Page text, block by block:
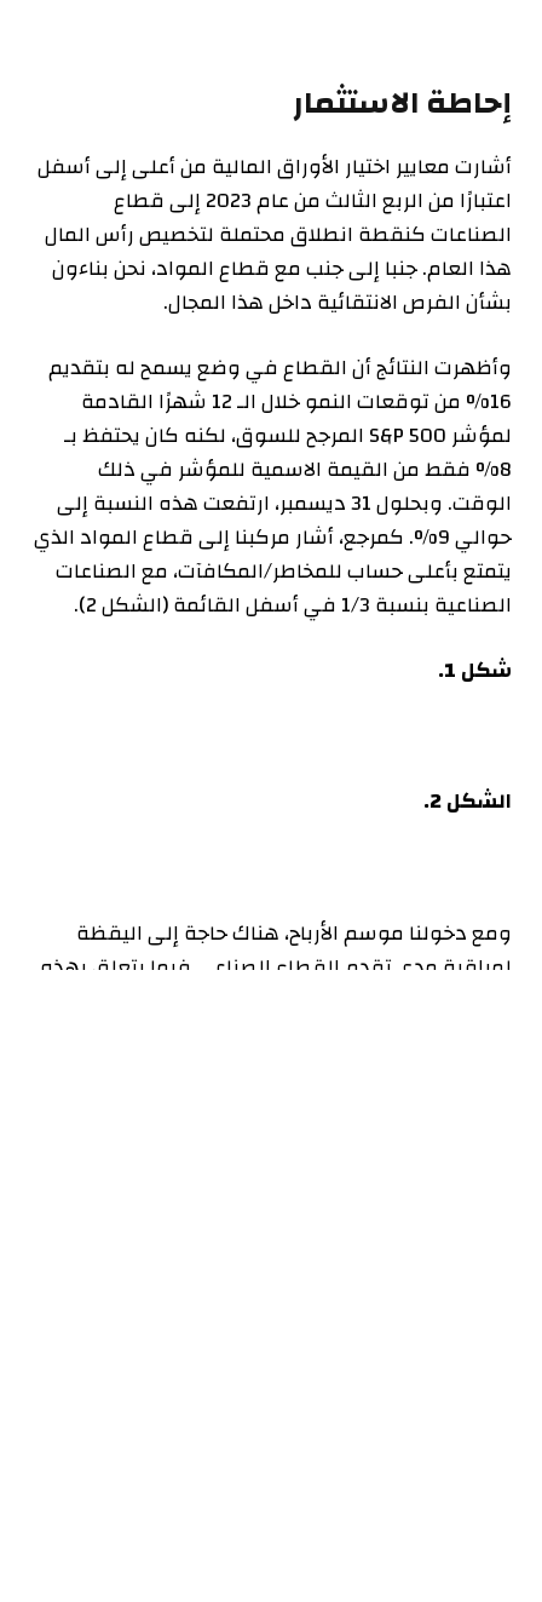
إحاطة الاستثمار
أشارت معايير اختيار الأوراق المالية من أعلى إلى أسفل
اعتبارًا من الربع الثالث من عام 2023 إلى قطاع
الصناعات كنقطة انطلاق محتملة لتخصيص رأس المال
هذا العام. جنبا إلى جنب مع قطاع المواد، نحن بناءون
بشأن الفرص الانتقائية داخلهذا المجال.
وأظهرت النتائج أن القطاع في وضع يسمح له بتقديم
16% من توقعات النمو خلال الـ 12 شهرًا القادمة
لمؤشر S&P 500 المرجح للسوق، لكنه كان يحتفظ بـ
8% فقط من القيمة الاسمية للمؤشر في ذلك
الوقت. وبحلول 31 ديسمبر، ارتفعت هذه النسبة إلى
حوالي 9%. كمرجع، أشار مركبنا إلى قطاع المواد الذي
يتمتع بأعلى حساب للمخاطر/المكافآت، مع الصناعات
الصناعية بنسبة 1/3 في أسفل القائمة (الشكل 2).
شكل 1.
الشكل 2.
ومع دخولنا موسم الأرباح، هناك حاجة إلى اليقظة
لمراقبة مدى تقدم القطاع الصناعي فيما يتعلق بهذه